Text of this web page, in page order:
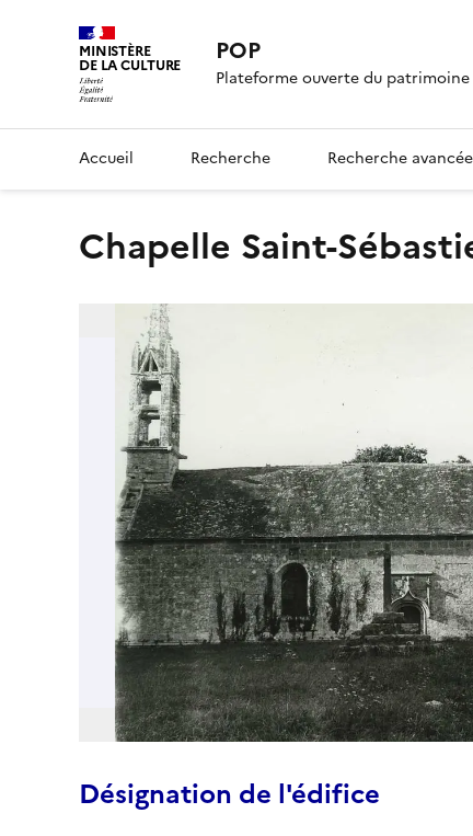
MINISTÈRE
DE LA CULTURE POP
Plateforme ouverte du patrimoine
Accueil Recherche Recherche avancée
Chapelle Saint-
Désignation de l'édifice